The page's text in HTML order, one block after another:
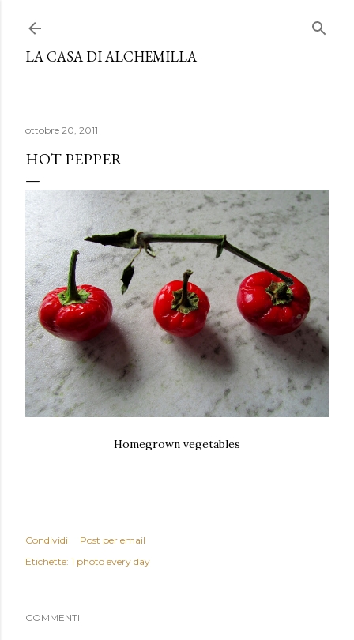
LA CASA DI ALCHEMILLA
ottobre 20, 2011
HOT PEPPER
Homegrown vegetables
Condividi
Post per email
Etichette: 1 photo every day
COMMENTI